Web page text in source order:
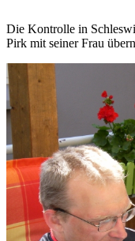
Die Kontrolle in
Pirk mit seiner Frau